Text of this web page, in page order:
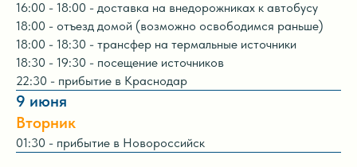
16:00 - 18:00 - доставка на внедорожниках к автобусу
18:00 - отъезд домой (возможно освободимся раньше)
18:00 - 18:30 - трансфер на термальные источники
18:30 - 19:30 - посещение источников
22:30 - прибытие в Краснодар
9 июня
Вторник
01:30 - прибытие в Новороссийск